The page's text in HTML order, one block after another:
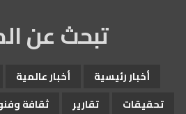
تبحث عن
أخبار رئيسية أخبار عالمية
تحقيقات
تقارير ثقافة